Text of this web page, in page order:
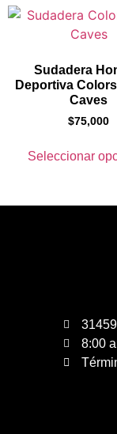
Sudadera
Deportiva
Caves
$75,000
Seleccionar
8:00